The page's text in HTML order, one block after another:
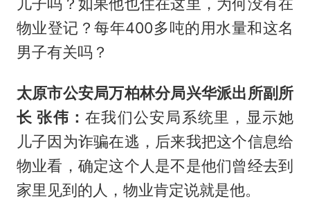
儿子吗？如果他也住在这里，为何没有在
物业登记？每年400多吨的用水量和这名
男子有关吗？
太原市公安局万柏林分局兴华派出所副所
长 张伟：在我们公安局系统里，显示她
儿子因为诈骗在逃，后来我把这个信息给
物业看，确定这个人是不是他们曾经去到
家里见到的人，物业肯定说就是他。